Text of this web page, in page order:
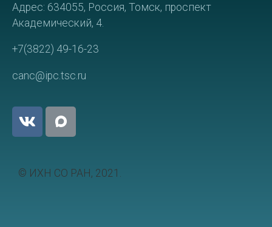
Адрес: 634055, Россия, Томск, проспект
Академический, 4.
+7(3822) 49-16-23
canc@ipc.tsc.ru
© ИХН СО РАН, 2021.